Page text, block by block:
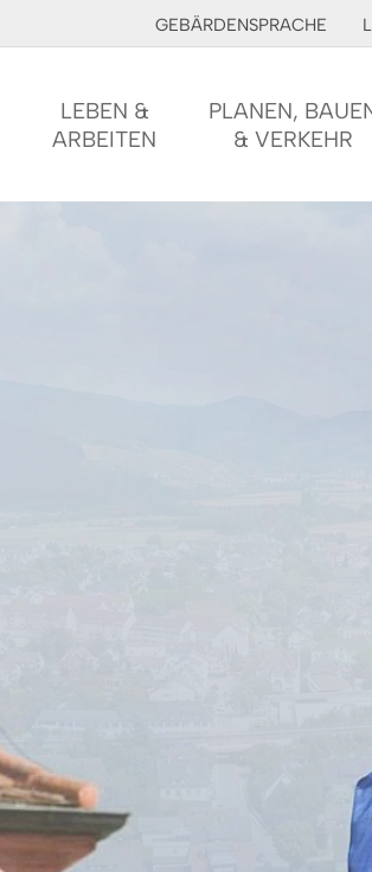
GEBÄRDENSPRACHE
LEBEN &
ARBEITEN
PLANEN,
& VERKEHR